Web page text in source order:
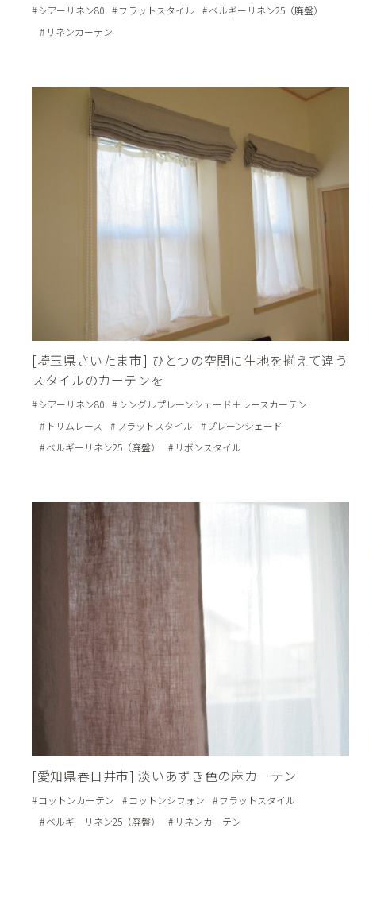
シアーリネン80 フラットスタイル
ベルギーリネン25（廃盤）
リネンカーテン
[埼玉県さいたま市] ひとつの空間に生地を揃えて違う
スタイルのカーテンを
シアーリネン80
シングルプレーンシェード＋レースカーテン
トリムレース
フラットスタイル
プレーンシェード
ベルギーリネン25（廃盤）
リボンスタイル
[愛知県春日井市] 淡いあずき色の麻カーテン
コットンカーテン コットンシフォン
フラットスタイル
ベルギーリネン25（廃盤）
リネンカーテン